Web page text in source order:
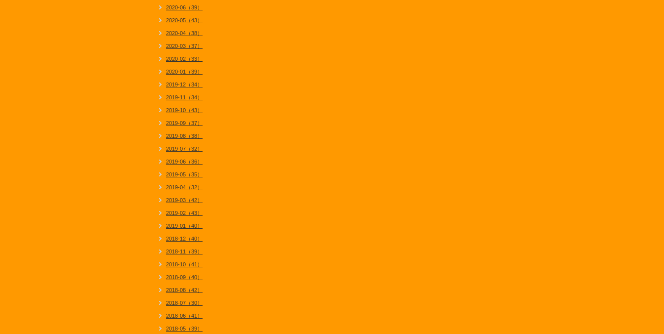
2020-06（39）
2020-05（43）
2020-04（38）
2020-03（37）
2020-02（33）
2020-01（39）
2019-12（34）
2019-11（34）
2019-10（43）
2019-09（37）
2019-08（38）
2019-07（32）
2019-06（36）
2019-05（35）
2019-04（32）
2019-03（42）
2019-02（43）
2019-01（40）
2018-12（40）
2018-11（39）
2018-10（41）
2018-09（40）
2018-08（42）
2018-07（30）
2018-06（41）
2018-05（39）